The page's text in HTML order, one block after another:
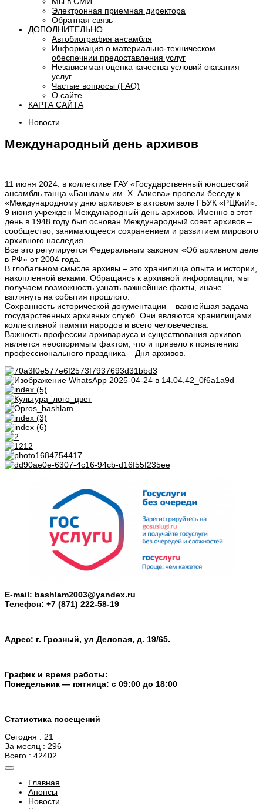
Электронная приемная директора
Обратная связь
ДОПОЛНИТЕЛЬНО
Автобиография ансамбля
Информация о материально-техническом
обеспечнии предоставления услуг
Независимая оценка качества условий оказания
услуг
Частые вопросы (FAQ)
О сайте
КАРТА САЙТА
Новости
Международный день архивов
11 июня 2024. в коллективе ГАУ «Государственный юношеский
ансамбль танца «Башлам» им. Х. Алиева» провели беседу к
«Международному дню архивов» в актовом зале ГБУК «РЦКиИ».
9 июня учрежден Международный день архивов. Именно в этот
день в 1948 году был основан Международный совет архивов –
сообщество, занимающееся сохранением и развитием мирового
архивного наследия.
Все это регулируется Федеральным законом «Об архивном деле
в РФ» от 2004 года.
В глобальном смысле архивы – это хранилища опыта и истории,
накопленной веками. Обращаясь к архивной информации, мы
получаем возможность узнать важнейшие факты, иначе
взглянуть на события прошлого.
Сохранность исторической документации – важнейшая задача
государственных архивных служб. Они являются хранилищами
коллективной памяти народов и всего человечества.
Важность профессии архивариуса и существования архивов
является неоспоримым фактом, что и привело к появлению
профессионального праздника – Дня архивов.
E-mail: bashlam2003@yandex.ru
Телефон: +7 (871) 222-58-19
Адрес: г. Грозный, ул Деловая, д. 19/65.
График и время работы:
Понедельник — пятница: с 09:00 до 18:00
Статистика посещений
Сегодня : 21
За месяц : 296
Всего : 42402
Главная
Анонсы
Новости